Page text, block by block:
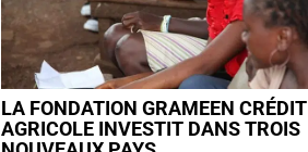
LA FONDATION GRAMEEN CRÉDIT
AGRICOLE INVESTIT DANS TROIS